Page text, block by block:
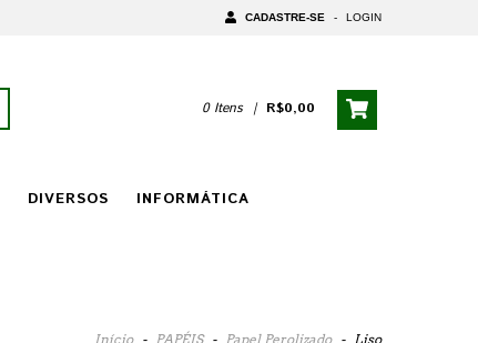
CADASTRE-SE - LOGIN
0 Itens | R$0,00
DIVERSOS
INFORMÁTICA
Início - PAPÉIS - Papel Perolizado - Liso